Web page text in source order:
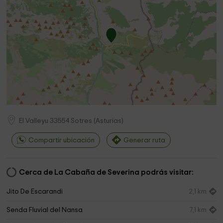
El Valleyu 33554 Sotres (Asturias)
Compartir ubicación Generar ruta
Cerca de La Cabaña de Severina podrás visitar:
Jito De Escarandi 2,1 km
Senda Fluvial del Nansa 7,1 km